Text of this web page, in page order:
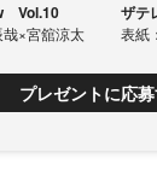
Vol.10
×宮舘涼太
ザテ
表紙
プレゼントに応